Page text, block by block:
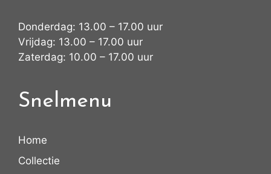
Donderdag: 13.00 – 17.00 uur
Vrijdag: 13.00 – 17.00 uur
Zaterdag: 10.00 – 17.00 uur
Snelmenu
Home
Collectie